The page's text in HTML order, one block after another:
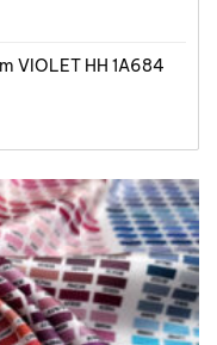
VIOLET HH 1A684